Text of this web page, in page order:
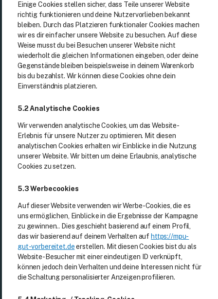
Einige Cookies stellen sicher, dass Teile unserer Website
richtig funktionieren und deine Nutzervorlieben bekannt
bleiben. Durch das Platzieren funktionaler Cookies machen
wir es dir einfacher unsere Website zu besuchen. Auf diese
Weise musst du bei Besuchen unserer Website nicht
wiederholt die gleichen Informationen eingeben, oder deine
Gegenstände bleiben beispielsweise in deinem Warenkorb
bis du bezahlst. Wir können diese Cookies ohne dein
Einverständnis platzieren.
5.2 Analytische Cookies
Wir verwenden analytische Cookies, um das Website-
Erlebnis für unsere Nutzer zu optimieren. Mit diesen
analytischen Cookies erhalten wir Einblicke in die Nutzung
unserer Website. Wir bitten um deine Erlaubnis, analytische
Cookies zu setzen.
5.3 Werbecookies
Auf dieser Website verwenden wir Werbe-Cookies, die es
uns ermöglichen, Einblicke in die Ergebnisse der Kampagne
zu gewinnen.. Dies geschieht basierend auf einem Profil,
das wir basierend auf deinem Verhalten auf https://mpu-
gut-vorbereitet.deerstellen. Mit diesen Cookies bist du als
Website-Besucher mit einer eindeutigen ID verknüpft,
können jedoch dein Verhalten und deine Interessen nicht für
die Schaltung personalisierter Anzeigen profilieren.